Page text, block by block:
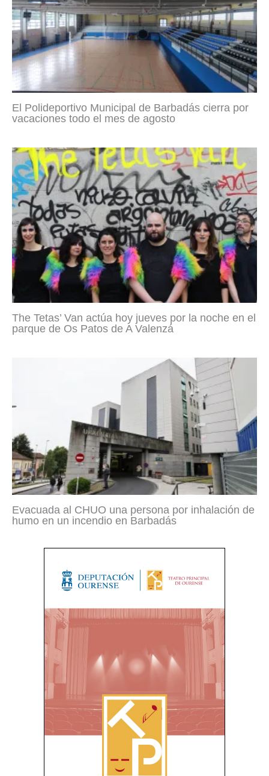
El Polideportivo Municipal de Barbadás cierra por
vacaciones todo el mes de agosto
The Tetas’ Van actúa hoy jueves por la noche en el
parque de Os Patos de A Valenzá
Evacuada al CHUO una persona por inhalación de
humo en un incendio en Barbadás